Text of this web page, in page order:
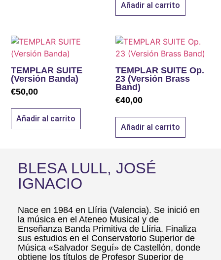
Añadir al carrito
TEMPLAR SUITE
(Versión Banda)
€50,00
Añadir al carrito
TEMPLAR SUITE Op.
23 (Versión Brass
Band)
€40,00
Añadir al carrito
BLESA LULL, JOSÉ
IGNACIO
Nace en 1984 en Llíria (Valencia). Se inició en
la música en el Ateneo Musical y de
Enseñanza Banda Primitiva de Llíria. Finaliza
sus estudios en el Conservatorio Superior de
Música «Salvador Seguí» de Castellón, donde
obtiene los títulos de Profesor Superior de